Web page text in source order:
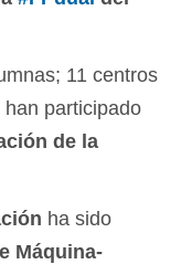
11 centros
participado
de la
ha sido
Máquina-